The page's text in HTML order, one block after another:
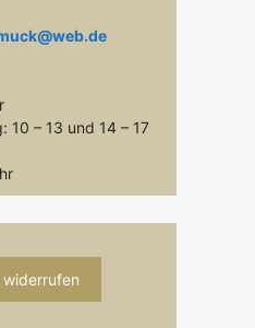
10 – 13 und 14 – 17